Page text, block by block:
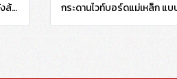
กระดานไวท์บอร์ดแม่เหล็ก แบบขาตั้งล้อเลื่อน กรอบดำ ขนาด 120x180 ซม.